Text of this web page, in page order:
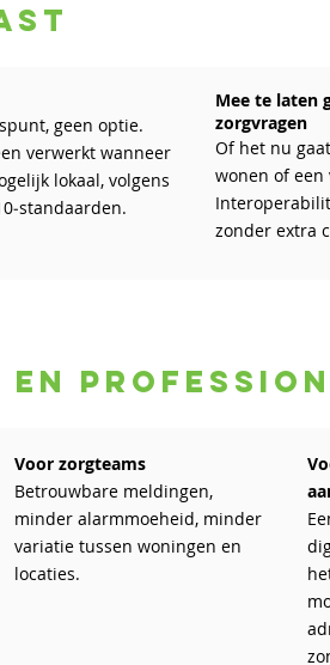
geen optie.
verwerkt wanneer
lokaal, volgens
Mee te laten
zorgvragen
Of het nu
wonen of een
zonder extra
Voor zorgteams
Betrouwbare meldingen,
minder alarmmoeheid, minder
variatie tussen woningen en
locaties.